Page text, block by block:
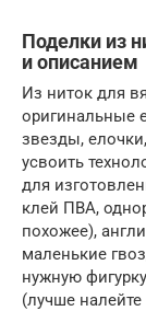
Поделки из
и описанием
Из ниток для
оригинальные
звезды,
усвоить
для
клей ПВА,
похожее),
маленькие
нужную
(лучше